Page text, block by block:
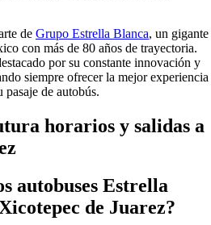
de Grupo Estrella Blanca, un gigante
con más de 80 años de trayectoria.
por su constante innovación y
siempre ofrecer la mejor experiencia
pasaje de autobús.
horarios y salidas a
autobuses Estrella
de Juarez?